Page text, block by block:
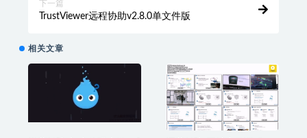
下一篇
TrustViewer远程协助v2.8.0单文件版
相关文章